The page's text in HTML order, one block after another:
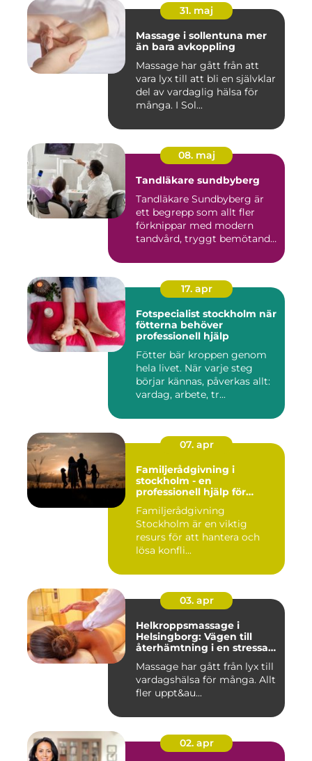
31. maj
Massage i sollentuna mer
än bara avkoppling
Massage har gått från att
vara lyx till att bli en självklar
del av vardaglig hälsa för
många. I Sol...
08. maj
Tandläkare sundbyberg
Tandläkare Sundbyberg är
ett begrepp som allt fler
förknippar med modern
tandvård, tryggt bemötande
17. apr
Fotspecialist stockholm när
fötterna behöver
professionell hjälp
Fötter bär kroppen genom
hela livet. När varje steg
börjar kännas, påverkas allt:
vardag, arbete, tr...
07. apr
Familjerådgivning i
stockholm - en
professionell hjälp för
Familjerådgivning
Stockholm är en viktig
resurs för att hantera och
lösa konfli...
03. apr
Helkroppsmassage i
Helsingborg: Vägen till
återhämtning i en stressad
Massage har gått från lyx till
vardagshälsa för många. Allt
fler uppt&au...
02. apr